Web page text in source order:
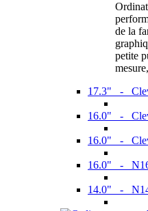
de la
petite
17.3" -
16.0" -
16.0" -
16.0" -
14.0" -